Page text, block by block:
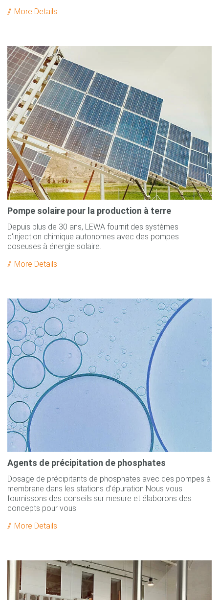
More Details
Pompe solaire pour la production à terre
Depuis plus de 30 ans, LEWA fournit des systèmes
d'injection chimique autonomes avec des pompes
doseuses à énergie solaire.
More Details
Agents de précipitation de phosphates
Dosage de précipitants de phosphates avec des pompes à
membrane dans les stations d’épuration Nous vous
fournissons des conseils sur mesure et élaborons des
concepts pour vous.
More Details